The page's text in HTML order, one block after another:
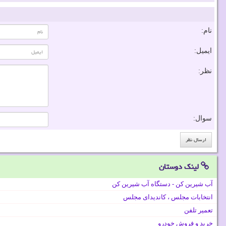
نام:
ایمیل:
نظر:
سوال:
لینک دوستان
آب شیرین کن - دستگاه آب شیرین کن
انتخابات مجلس ، کاندیدای مجلس
تعمیر تلفن
خرید و فروش خودرو